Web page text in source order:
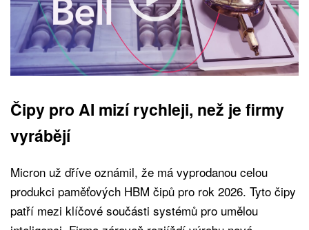
Čipy pro AI mizí rychleji, než je firmy
vyrábějí
Micron už dříve oznámil, že má vyprodanou celou
produkci paměťových HBM čipů pro rok 2026. Tyto čipy
patří mezi klíčové součásti systémů pro umělou